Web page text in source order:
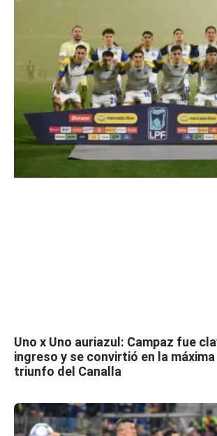
Uno x Uno auriazul: Campaz fue
ingreso y se convirtió en la máxima
triunfo del Canalla